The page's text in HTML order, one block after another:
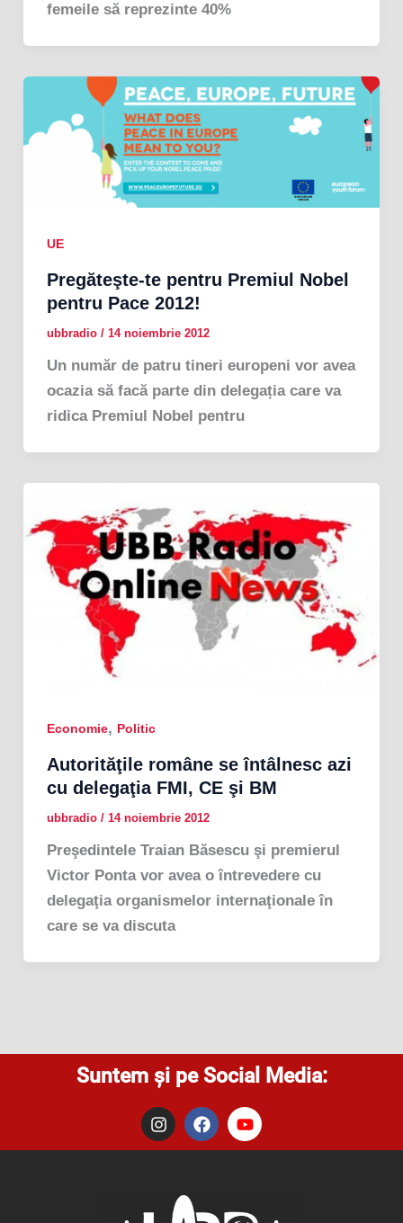
femeile să reprezinte 40%
UE
Pregăteşte-te pentru Premiul Nobel
pentru Pace 2012!
ubbradio / 14 noiembrie 2012
Un număr de patru tineri europeni vor avea
ocazia să facă parte din delegația care va
ridica Premiul Nobel pentru
Economie, Politic
Autorităţile române se întâlnesc azi
cu delegaţia FMI, CE şi BM
ubbradio / 14 noiembrie 2012
Preşedintele Traian Băsescu şi premierul
Victor Ponta vor avea o întrevedere cu
delegaţia organismelor internaţionale în
care se va discuta
Suntem și pe Social Media:
I
n
s
F
a
c
o
Y
o
u
e